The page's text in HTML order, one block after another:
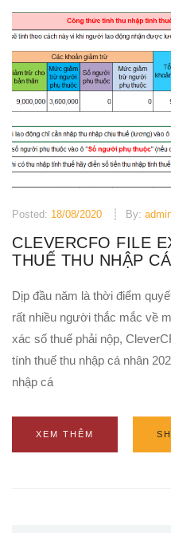
Posted: 18/08/2020 By:
CLEVERCFO FILE
THUẾ THU NHẬP
Dịp đầu năm là thời điểm
rất nhiều người thắc mắc về
xác số thuế phải nộp,
tính thuế thu nhập cá nhân
nhập cá
XEM THÊM